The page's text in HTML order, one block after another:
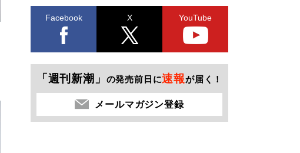
Facebook X YouTube
「週刊新潮」 の発売前日に速報が届く！
メールマガジン登録